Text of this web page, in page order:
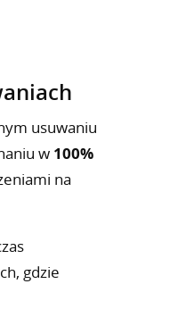
usuwaniu
w 100%
na
gdzie